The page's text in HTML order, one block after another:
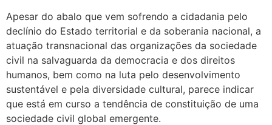
Apesar do abalo que vem sofrendo a cidadania pelo
declínio do Estado territorial e da soberania nacional, a
atuação transnacional das organizações da sociedade
civil na salvaguarda da democracia e dos direitos
humanos, bem como na luta pelo desenvolvimento
sustentável e pela diversidade cultural, parece indicar
que está em curso a tendência de constituição de uma
sociedade civil global emergente.